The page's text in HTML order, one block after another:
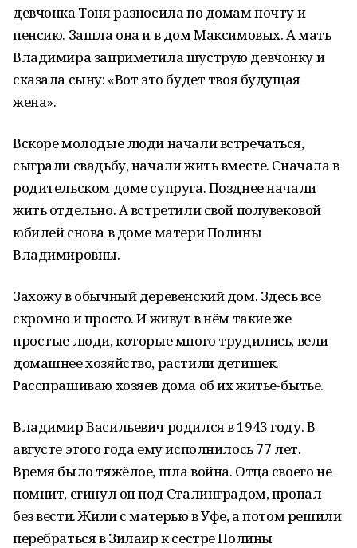
девчонка Тоня разносила по домам почту и
пенсию. Зашла она и в дом Максимовых. А мать
Владимира заприметила шуструю девчонку и
сказала сыну: «Вот это будет твоя будущая
жена».
Вскоре молодые люди начали встречаться,
сыграли свадьбу, начали жить вместе. Сначала в
родительском доме супруга. Позднее начали
жить отдельно. А встретили свой полувековой
юбилей снова в доме матери Полины
Владимировны.
Захожу в обычный деревенский дом. Здесь все
скромно и просто. И живут в нём такие же
простые люди, которые много трудились, вели
домашнее хозяйство, растили детишек.
Расспрашиваю хозяев дома об их житье-бытье.
Владимир Васильевич родился в 1943 году. В
августе этого года ему исполнилось 77 лет.
Время было тяжёлое, шла война. Отца своего не
помнит, сгинул он под Сталинградом, пропал
без вести. Жили с матерью в Уфе, а потом решили
перебраться в Зилаир к сестре Полины